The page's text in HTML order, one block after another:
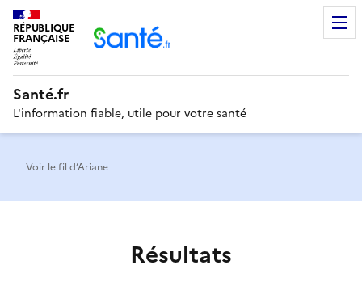
RÉPUBLIQUE
FRANÇAISE
Santé.fr
L'information fiable, utile pour votre santé
Voir le fil d’Ariane
Résultats